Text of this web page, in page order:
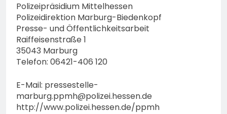
Polizeipräsidium Mittelhessen
Polizeidirektion Marburg-Biedenkopf
Presse- und Öffentlichkeitsarbeit
Raiffeisenstraße 1
35043 Marburg
Telefon: 06421-406 120
E-Mail: pressestelle-
marburg.ppmh@polizei.hessen.de
http://www.polizei.hessen.de/ppmh